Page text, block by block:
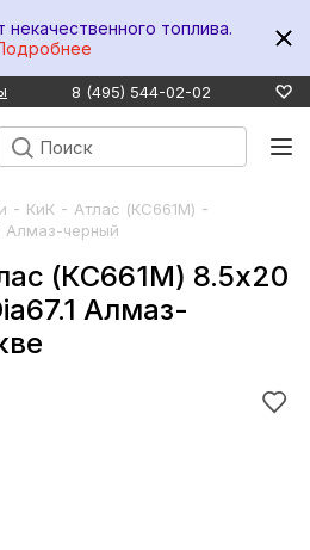
топлива.
8 (495) 544-02-02
- КиК - Атлас (КС661M) -
Алмаз-черный
(КС661M) 8.5x20
Алмаз-